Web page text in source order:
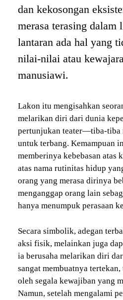
dan kekosongan
merasa terasing dalam
lantaran ada hal yang
nilai-nilai atau
manusiawi.
Lakon itu mengisahkan
melarikan diri dari dunia
pertunjukan teater—tiba-tiba
untuk terbang. Kemampuan
memberinya kebebasan atas
atas nama rutinitas hidup
orang yang merasa dirinya
menganggap orang lain
hanya menumpuk perasaan
Secara simbolik, adegan
aksi fisik, melainkan juga
ia berusaha melarikan diri
sangat membuatnya
oleh segala kewajiban yang
Namun, setelah mengalami